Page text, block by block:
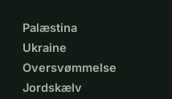
Palæstina
Ukraine
Oversvømmelse
Jordskælv